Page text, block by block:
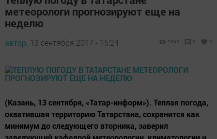
метеорологи прогнозируют еще на
неделю
автор, 13 сентября 2017 - 15:24 1067 0 0
(Казань, 13 сентября, «Татар-информ»). Теплая погода,
охватившая территорию Татарстана, сохранится как
минимум до следующего вторника, заверил